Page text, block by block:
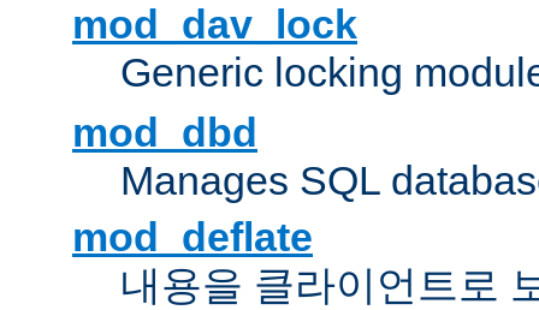
mod_dav_lock
Generic locking
mod_dbd
Manages SQL
mod_deflate
내용을 클라이언트로